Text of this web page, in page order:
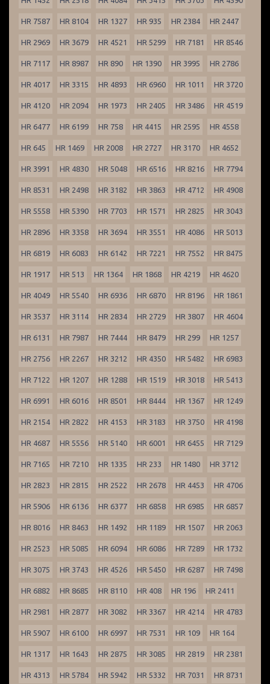
HR 7587 HR 8104 HR 1327 HR 935 HR 2384 HR 2447
HR 2969 HR 3679 HR 4521 HR 5299 HR 7181 HR 8546
HR 7117 HR 8987 HR 890 HR 1390 HR 3995 HR 2786
HR 4017 HR 3315 HR 4893 HR 6960 HR 1011 HR 3720
HR 4120 HR 2094 HR 1973 HR 2405 HR 3486 HR 4519
HR 6477 HR 6199 HR 758 HR 4415 HR 2595 HR 4558
HR 645 HR 1469 HR 2008 HR 2727 HR 3170 HR 4652
HR 3991 HR 4830 HR 5048 HR 6516 HR 8216 HR 7794
HR 8531 HR 2498 HR 3182 HR 3863 HR 4712 HR 4908
HR 5558 HR 5390 HR 7703 HR 1571 HR 2825 HR 3043
HR 2896 HR 3358 HR 3694 HR 3551 HR 4086 HR 5013
HR 6819 HR 6083 HR 6142 HR 7221 HR 7552 HR 8475
HR 1917 HR 513 HR 1364 HR 1868 HR 4219 HR 4620
HR 4049 HR 5540 HR 6936 HR 6870 HR 8196 HR 1861
HR 3537 HR 3114 HR 2834 HR 2729 HR 3807 HR 4604
HR 6131 HR 7987 HR 7444 HR 8479 HR 299 HR 1257
HR 2756 HR 2267 HR 3212 HR 4350 HR 5482 HR 6983
HR 7122 HR 1207 HR 1288 HR 1519 HR 3018 HR 5413
HR 6991 HR 6016 HR 8501 HR 8444 HR 1367 HR 1249
HR 2154 HR 2822 HR 4153 HR 3183 HR 3750 HR 4198
HR 4687 HR 5556 HR 5140 HR 6001 HR 6455 HR 7129
HR 7165 HR 7210 HR 1335 HR 233 HR 1480 HR 3712
HR 2823 HR 2815 HR 2522 HR 2678 HR 4453 HR 4706
HR 5906 HR 6136 HR 6377 HR 6858 HR 6985 HR 6857
HR 8016 HR 8463 HR 1492 HR 1189 HR 1507 HR 2063
HR 2523 HR 5085 HR 6094 HR 6086 HR 7289 HR 1732
HR 3075 HR 3743 HR 4526 HR 5450 HR 6287 HR 7498
HR 6882 HR 8685 HR 8110 HR 408 HR 196 HR 2411
HR 2981 HR 2877 HR 3082 HR 3367 HR 4214 HR 4783
HR 5907 HR 6100 HR 6997 HR 7531 HR 109 HR 164
HR 1317 HR 1643 HR 2875 HR 3085 HR 2819 HR 2381
HR 4313 HR 5784 HR 5942 HR 5332 HR 7031 HR 8731